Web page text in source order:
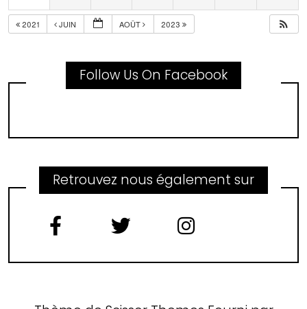
2021 JUIN AOÛT 2023
Follow Us On Facebook
Retrouvez nous également sur